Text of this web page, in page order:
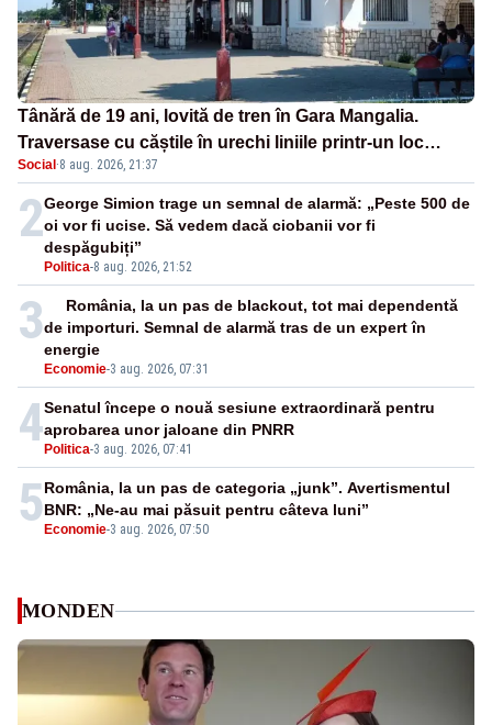
Tânără de 19 ani, lovită de tren în Gara Mangalia.
Traversase cu căștile în urechi liniile printr-un loc
nepermis
Social ·8 aug. 2026, 21:37
2
Politica-8 aug. 2026, 21:52
George Simion trage un semnal de alarmă: „Peste 500 de
oi vor fi ucise. Să vedem dacă ciobanii vor fi
despăgubiți”
3
Economie-3 aug. 2026, 07:31
România, la un pas de blackout, tot mai dependentă
de importuri. Semnal de alarmă tras de un expert în
energie
4 Politica-3 aug. 2026, 07:41
Senatul începe o nouă sesiune extraordinară pentru
aprobarea unor jaloane din PNRR
5 Economie-3 aug. 2026, 07:50
România, la un pas de categoria „junk”. Avertismentul
BNR: „Ne-au mai păsuit pentru câteva luni”
MONDEN